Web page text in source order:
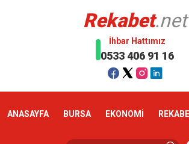
Rekabet.net
İhbar Hattımız
0533 406 91 16
ANASAYFA BURSA EKONOMİ